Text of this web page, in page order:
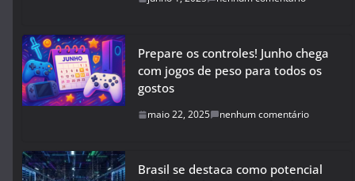
Prepare os controles! Junho chega
com jogos de peso para todos os
gostos
maio 22, 2025 nenhum comentário
Brasil se destaca como potencial